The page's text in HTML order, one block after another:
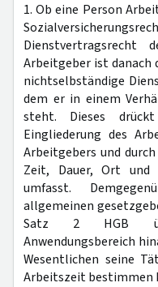
1. Ob eine Person
Dienstvertragsrecht
Arbeitgeber ist danach
nichtselbständige
dem er in einem
steht. Dieses
Eingliederung des
Arbeitgebers und
Zeit, Dauer, Ort und
umfasst.
allgemeinen
Satz 2 HGB
Anwendungsbereich
Wesentlichen seine
Arbeitszeit bestimmen